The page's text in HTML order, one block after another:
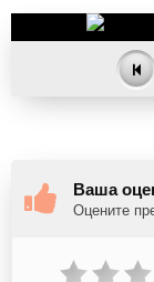
Ваша
Оцените